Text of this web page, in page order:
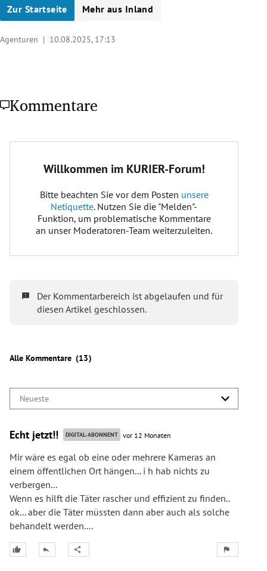
Zur Startseite Mehr aus Inland
Agenturen | 10.08.2025, 17:13
Kommentare